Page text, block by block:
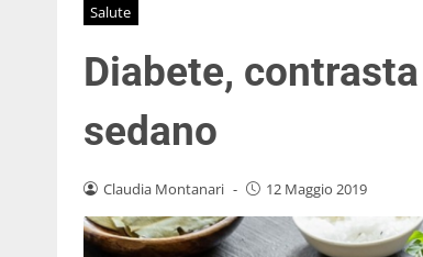
Salute
Diabete,
sedano
Claudia Montanari - 12 Maggio 2019